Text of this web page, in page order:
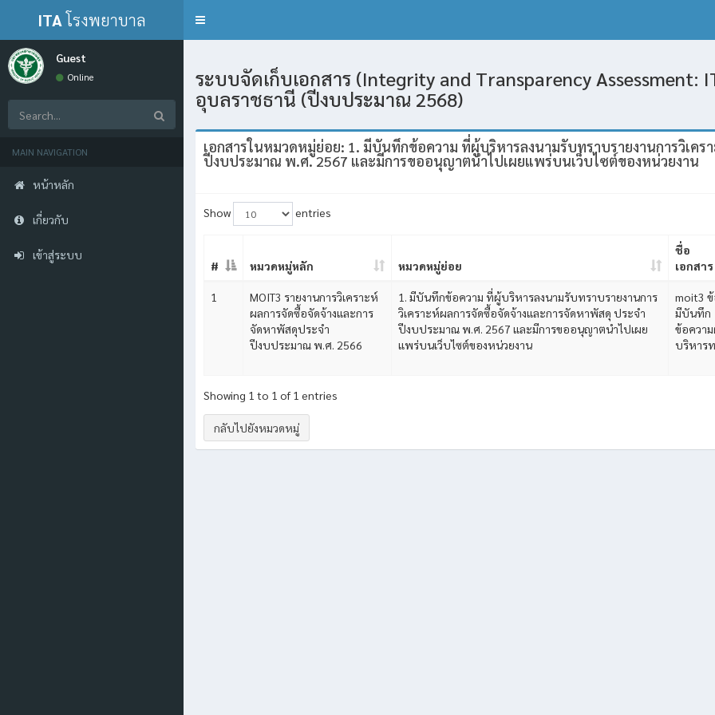
ITAโรงพยาบาล
กุดข้าวปุ้น
Toggle
Guest
Online
MAIN NAVIGATION
หน้าหลัก
เกี่ยวกับ
เข้าสู่ระบบ
ระบบจัดเก็บเอกสาร (Integrity and Transparency Assessment:
อุบลราชธานี (ปีงบประมาณ 2568)
เอกสารในหมวดหมู่ย่อย: 1. มีบันทึกข้อความ ที่ผู้บริหารลงนามรับทราบรายงานการวิเค
ปีงบประมาณ พ.ศ. 2567 และมีการขออนุญาตนำไปเผยแพร่บนเว็บไซต์ของหน่วยงาน
Show entries
# หมวดหมู่หลัก หมวดหมู่ย่อย
ชื่อ
เอกสาร
1
MOIT3 รายงานการวิเคราะห์
ผลการจัดซื้อจัดจ้างและการ
จัดหาพัสดุประจำ
ปีงบประมาณ พ.ศ. 2566
1. มีบันทึกข้อความ ที่ผู้บริหารลงนามรับทราบรายงานการ
วิเคราะห์ผลการจัดซื้อจัดจ้างและการจัดหาพัสดุ ประจำ
ปีงบประมาณ พ.ศ. 2567 และมีการขออนุญาตนำไปเผย
แพร่บนเว็บไซต์ของหน่วยงาน
moit3 ข้
มีบันทึก
ข้อควา
บริหาร
Showing 1 to 1 of 1 entries
กลับไปยังหมวดหมู่